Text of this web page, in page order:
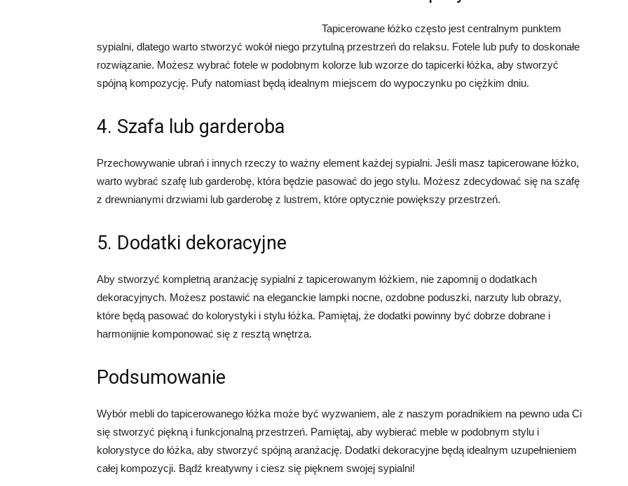
Tapicerowane łóżko często jest centralnym punktem
sypialni, dlatego warto stworzyć wokół niego przytulną przestrzeń do relaksu. Fotele lub pufy to doskonałe
rozwiązanie. Możesz wybrać fotele w podobnym kolorze lub wzorze do tapicerki łóżka, aby stworzyć
spójną kompozycję. Pufy natomiast będą idealnym miejscem do wypoczynku po ciężkim dniu.
4. Szafa lub garderoba
Przechowywanie ubrań i innych rzeczy to ważny element każdej sypialni. Jeśli masz tapicerowane łóżko,
warto wybrać szafę lub garderobę, która będzie pasować do jego stylu. Możesz zdecydować się na szafę
z drewnianymi drzwiami lub garderobę z lustrem, które optycznie powiększy przestrzeń.
5. Dodatki dekoracyjne
Aby stworzyć kompletną aranżację sypialni z tapicerowanym łóżkiem, nie zapomnij o dodatkach
dekoracyjnych. Możesz postawić na eleganckie lampki nocne, ozdobne poduszki, narzuty lub obrazy,
które będą pasować do kolorystyki i stylu łóżka. Pamiętaj, że dodatki powinny być dobrze dobrane i
harmonijnie komponować się z resztą wnętrza.
Podsumowanie
Wybór mebli do tapicerowanego łóżka może być wyzwaniem, ale z naszym poradnikiem na pewno uda Ci
się stworzyć piękną i funkcjonalną przestrzeń. Pamiętaj, aby wybierać meble w podobnym stylu i
kolorystyce do łóżka, aby stworzyć spójną aranżację. Dodatki dekoracyjne będą idealnym uzupełnieniem
całej kompozycji. Bądź kreatywny i ciesz się pięknem swojej sypialni!